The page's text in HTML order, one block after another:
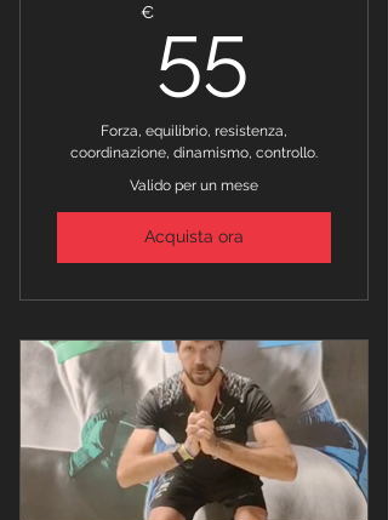
€ 55
Forza, equilibrio, resistenza,
coordinazione, dinamismo, controllo.
Valido per un mese
Acquista ora